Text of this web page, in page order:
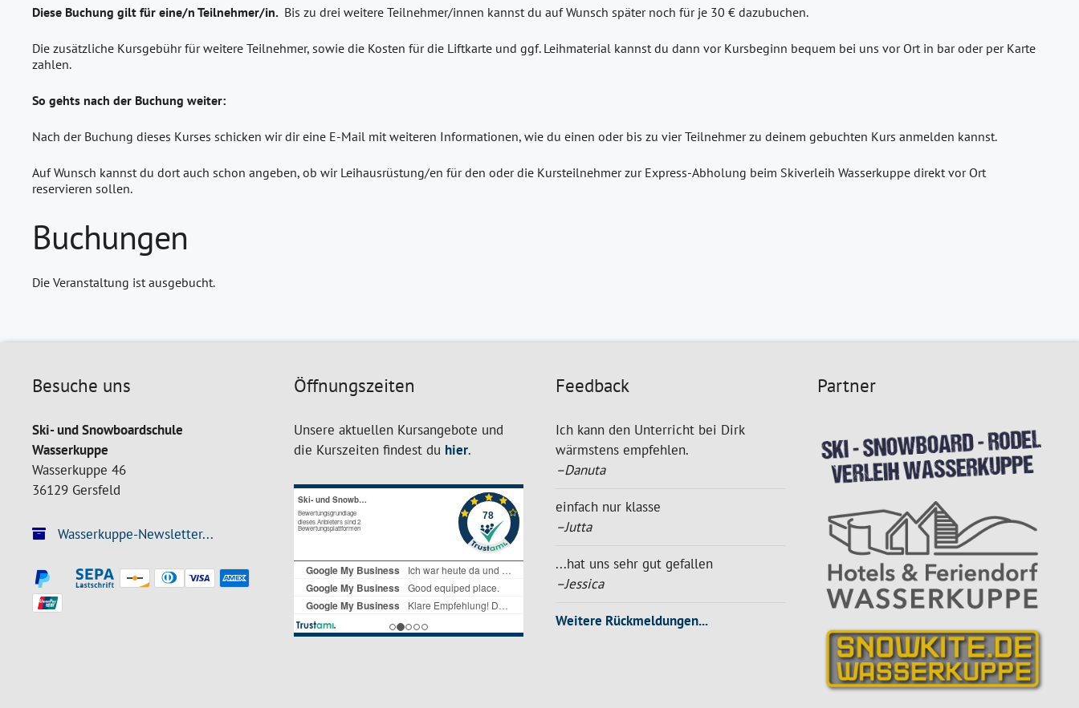
Diese Buchung gilt für eine/n Teilnehmer/in. Bis zu drei weitere Teilnehmer/innen kannst du auf Wunsch später noch für je 30 € dazubuchen.
Die zusätzliche Kursgebühr für weitere Teilnehmer, sowie die Kosten für die Liftkarte und ggf. Leihmaterial kannst du dann vor Kursbeginn bequem bei uns vor Ort in bar oder per Karte
zahlen.
So gehts nach der Buchung weiter:
Nach der Buchung dieses Kurses schicken wir dir eine E-Mail mit weiteren Informationen, wie du einen oder bis zu vier Teilnehmer zu deinem gebuchten Kurs anmelden kannst.
Auf Wunsch kannst du dort auch schon angeben, ob wir Leihausrüstung/en für den oder die Kursteilnehmer zur Express-Abholung beim Skiverleih Wasserkuppe direkt vor Ort
reservieren sollen.
Buchungen
Die Veranstaltung ist ausgebucht.
Besuche uns
Ski- und Snowboardschule
Wasserkuppe
Wasserkuppe 46
36129 Gersfeld
Wasserkuppe-Newsletter...
Öffnungszeiten
Unsere aktuellen Kursangebote und
die Kurszeiten findest du hier.
Feedback
Ich kann den Unterricht bei Dirk
wärmstens empfehlen.
–Danuta
einfach nur klasse
–Jutta
...hat uns sehr gut gefallen
–Jessica
Weitere Rückmeldungen...
Partner